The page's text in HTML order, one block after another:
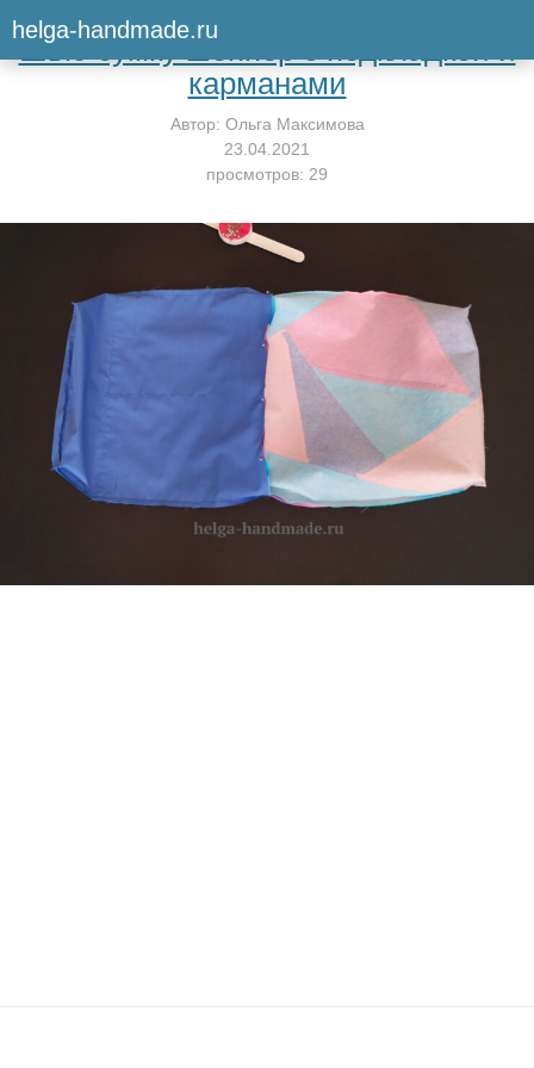
helga-handmade.ruВернуться к мастер-классу
Шью сумку шоппер с подкладкой и
карманами
Автор: Ольга Максимова
23.04.2021
просмотров: 29